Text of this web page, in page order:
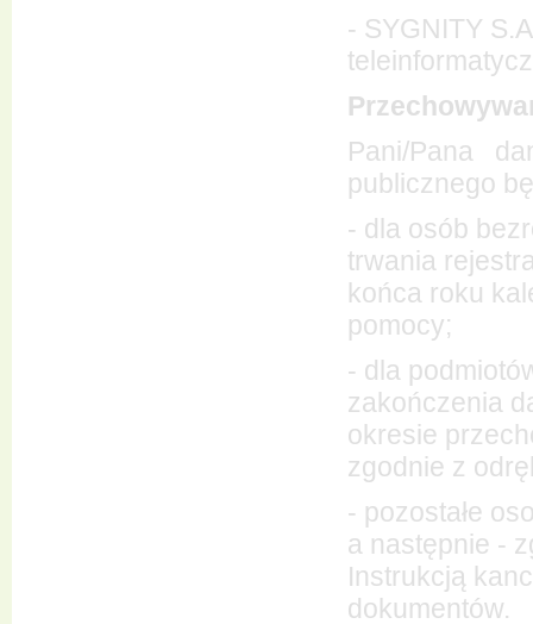
- SYGNITY
Pani/Pana
publicznego
- dla osób
trwania
końca roku
pomocy;
- dla
zakończenia
okresie
zgodnie z
- pozostałe
a następnie -
Instrukcją
dokumentów.